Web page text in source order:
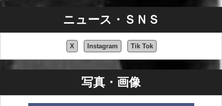
ニュース・ＳＮＳ
X Instagram Tik Tok
写真・画像